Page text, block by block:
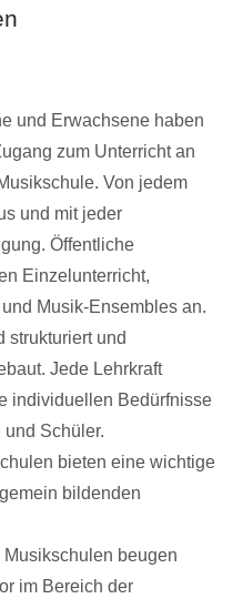
und Erwachsene haben
zum Unterricht an
Von jedem
und mit jeder
Öffentliche
Einzelunterricht,
Musik-Ensembles an.
strukturiert und
Jede Lehrkraft
individuellen Bedürfnisse
Schüler.
bieten eine wichtige
bildenden
Musikschulen beugen
im Bereich der